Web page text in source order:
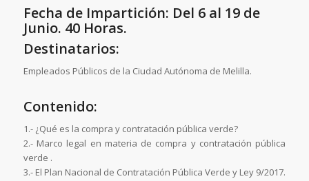
Fecha de Impartición: Del 6 al 19 de
Junio. 40 Horas.
Destinatarios:
Empleados Públicos de la Ciudad Autónoma de Melilla.
Contenido:
1.- ¿Qué es la compra y contratación pública verde?
2.- Marco legal en materia de compra y contratación pública
verde .
3.- El Plan Nacional de Contratación Pública Verde y Ley 9/2017.